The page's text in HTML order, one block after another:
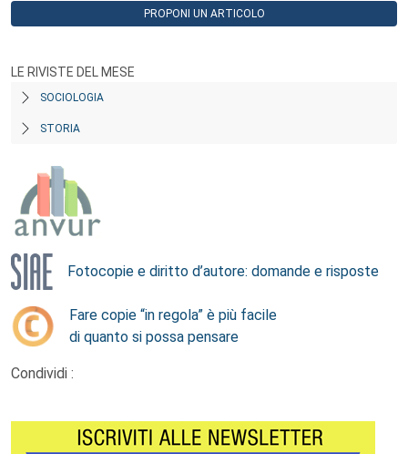
PROPONI UN ARTICOLO
LE RIVISTE DEL MESE
SOCIOLOGIA
STORIA
Fotocopie e diritto d’autore: domande e risposte
Fare copie “in regola” è più facile
di quanto si possa pensare
Condividi :